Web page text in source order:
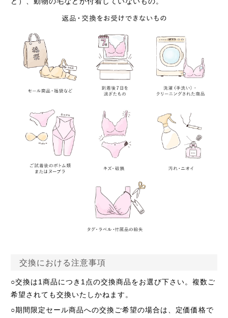
交換における注意事項
○交換は1商品につき1点の交換商品をお選び下さい。複数ご
希望されても交換いたしかねます。
○期間限定セール商品への交換ご希望の場合は、定価価格で